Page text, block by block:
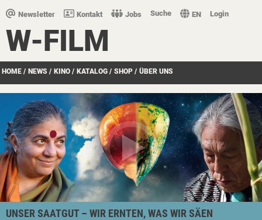
Newsletter Kontakt Jobs Suche EN Login
W-FILM
HOME / NEWS / KINO / KATALOG / SHOP / ÜBER UNS
UNSER SAATGUT – WIR ERNTEN, WAS WIR SÄEN